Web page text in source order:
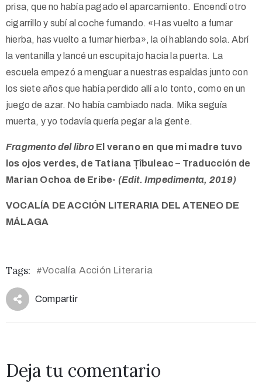
prisa, que no había pagado el aparcamiento. Encendí otro
cigarrillo y subí al coche fumando. «Has vuelto a fumar
hierba, has vuelto a fumar hierba», la oí hablando sola. Abrí
la ventanilla y lancé un escupitajo hacia la puerta. La
escuela empezó a menguar a nuestras espaldas junto con
los siete años que había perdido allí a lo tonto, como en un
juego de azar. No había cambiado nada. Mika seguía
muerta, y yo todavía quería pegar a la gente.
Fragmento del libro El verano en que mi madre tuvo
los ojos verdes, de Tatiana Țîbuleac – Traducción de
Marian Ochoa de Eribe- (Edit. Impedimenta, 2019)
VOCALÍA DE ACCIÓN LITERARIA DEL ATENEO DE
MÁLAGA
Tags: #Vocalía Acción Literaria
Compartir
Deja tu comentario